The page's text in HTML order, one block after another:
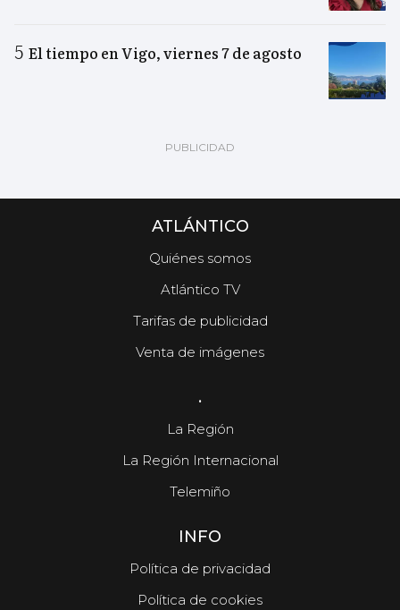
El tiempo en Vigo, viernes 7 de agosto
ATLÁNTICO
Quiénes somos
Atlántico TV
Tarifas de publicidad
Venta de imágenes
.
La Región
La Región Internacional
Telemiño
INFO
Política de privacidad
Política de cookies